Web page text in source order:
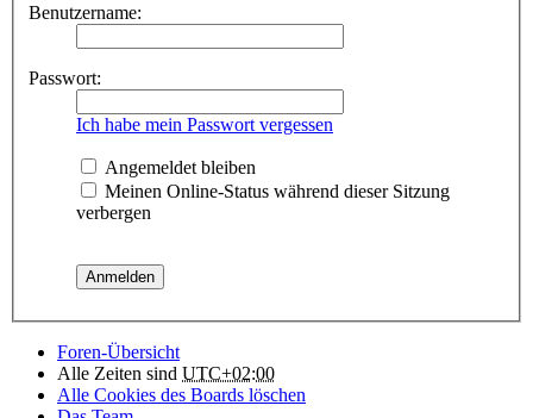
Benutzername:
Passwort:
Ich habe mein Passwort vergessen
Angemeldet bleiben
Meinen Online-Status während dieser Sitzung
verbergen
Foren-Übersicht
Alle Zeiten sind UTC+02:00
Alle Cookies des Boards löschen